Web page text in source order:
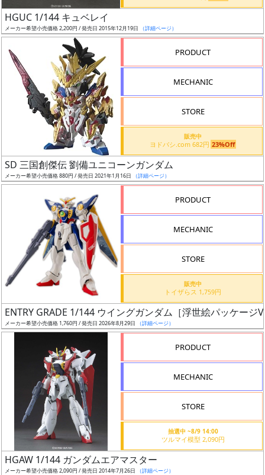
日
発
売
Web
プッ
ギ
ャ
ラ
価
格
定
予
HGUC 1/144 キュベレイ
メーカー希望小売価格 2,200円 / 発売日 2015年12月19日 （詳細ページ）
PRODUCT
MECHANIC
STORE
販売中
ヨドバシ.com 682円 23%Off
SD 三国創傑伝 劉備ユニコーンガンダム
メーカー希望小売価格 880円 / 発売日 2021年1月16日 （詳細ページ）
PRODUCT
MECHANIC
STORE
販売中
トイザらス 1,759円
ENTRY GRADE 1/144 ウイングガンダム［浮世絵パッケージ
メーカー希望小売価格 1,760円 / 発売日 2026年8月29日 （詳細ページ）
PRODUCT
MECHANIC
STORE
抽選中 ~8/9 14:00
ツルマイ模型 2,090円
HGAW 1/144 ガンダムエアマスター
メーカー希望小売価格 2,090円 / 発売日 2014年7月26日 （詳細ページ）